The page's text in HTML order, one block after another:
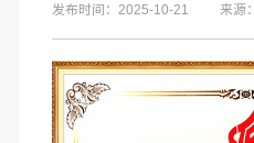
发布时间：2025-10-21 来源：